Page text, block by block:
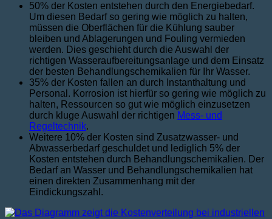
50% der Kosten entstehen durch den Energiebedarf.
Um diesen Bedarf so gering wie möglich zu halten,
müssen die Oberflächen für die Kühlung sauber
bleiben und Ablagerungen und Fouling vermieden
werden. Dies geschieht durch die Auswahl der
richtigen Wasseraufbereitungsanlage und dem Einsatz
der besten Behandlungschemikalien für Ihr Wasser.
35% der Kosten fallen an durch Instanthaltung und
Personal. Korrosion ist hierfür so gering wie möglich zu
halten, Ressourcen so gut wie möglich einzusetzen
durch kluge Auswahl der richtigen Mess- und
Regeltechnik.
Weitere 10% der Kosten sind Zusatzwasser- und
Abwasserbedarf geschuldet und lediglich 5% der
Kosten entstehen durch Behandlungschemikalien. Der
Bedarf an Wasser und Behandlungschemikalien hat
einen direkten Zusammenhang mit der
Eindickungszahl.